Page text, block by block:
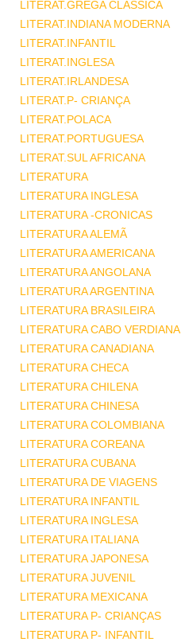
LITERAT.GREGA CLASSICA
LITERAT.INDIANA MODERNA
LITERAT.INFANTIL
LITERAT.INGLESA
LITERAT.IRLANDESA
LITERAT.P- CRIANÇA
LITERAT.POLACA
LITERAT.PORTUGUESA
LITERAT.SUL AFRICANA
LITERATURA
LITERATURA INGLESA
LITERATURA -CRONICAS
LITERATURA ALEMÃ
LITERATURA AMERICANA
LITERATURA ANGOLANA
LITERATURA ARGENTINA
LITERATURA BRASILEIRA
LITERATURA CABO VERDIANA
LITERATURA CANADIANA
LITERATURA CHECA
LITERATURA CHILENA
LITERATURA CHINESA
LITERATURA COLOMBIANA
LITERATURA COREANA
LITERATURA CUBANA
LITERATURA DE VIAGENS
LITERATURA INFANTIL
LITERATURA INGLESA
LITERATURA ITALIANA
LITERATURA JAPONESA
LITERATURA JUVENIL
LITERATURA MEXICANA
LITERATURA P- CRIANÇAS
LITERATURA P- INFANTIL